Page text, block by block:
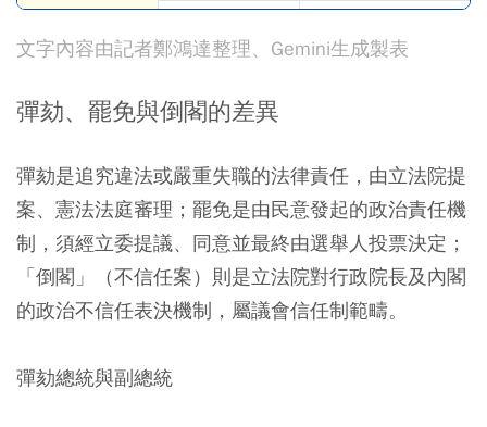
審理程序
14 公布判決 判決書正式上網公告並
文字內容由記者鄭鴻達整理、Gemini生成製表
彈劾、罷免與倒閣的差異
彈劾是追究違法或嚴重失職的法律責任，由立法院提
案、憲法法庭審理；罷免是由民意發起的政治責任機
制，須經立委提議、同意並最終由選舉人投票決定；
「倒閣」（不信任案）則是立法院對行政院長及內閣
的政治不信任表決機制，屬議會信任制範疇。
彈劾總統與副總統